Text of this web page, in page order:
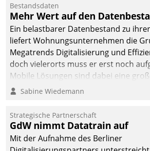
Datatrain. Die meravis
Wohnungsbau- und
Immobilien GmbH hat
sich dabei für den Betrieb
der Lösung über die SAP
Cloud Platform
entschieden - als erstes
Unternehmen am
Bestandsdaten
Mehr Wert auf den
Ein belastbarer Datenbestand zu
liefert Wohnungsunternehmen die
Megatrends Digitalisierung und
doch vielerorts muss er erst noch
Mobile Lösungen sind dabei eine
Sabine Wiedemann
Strategische Partnerschaft
GdW nimmt Datatrain auf
Mit der Aufnahme des Berliner